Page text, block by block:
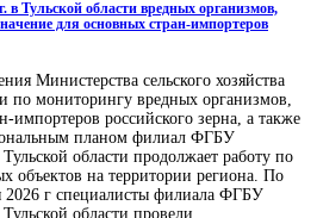
в Тульской области вредных организмов,
для основных стран-импортеров
Министерства сельского хозяйства
по мониторингу вредных организмов,
импортеров российского зерна, а также
планом филиал ФГБУ
области продолжает работу по
объектов на территории региона. По
2026 г специалисты филиала ФГБУ
области провели